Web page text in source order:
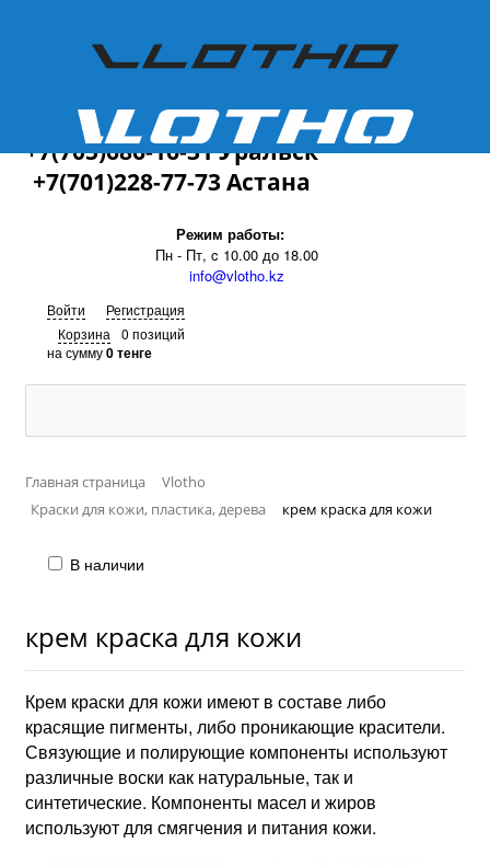
+7(701)228-77-73
+7(705)686-16-31 Уральск
+7(701)228-77-73 Астана
Режим работы:
Пн - Пт, c 10.00 до 18.00
info@vlotho.kz
Войти
Регистрация
Корзина
0 позиций
на сумму0 тенге
Главная страница
Vlotho
Краски для кожи, пластика, дерева
крем краска для кожи
В наличии
крем краска для кожи
Крем краски для кожи имеют в составе либо
красящие пигменты, либо проникающие красители.
Связующие и полирующие компоненты используют
различные воски как натуральные, так и
синтетические. Компоненты масел и жиров
используют для смягчения и питания кожи.